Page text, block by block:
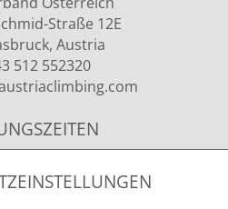
Straße 12E
Austria
512 552320
.com
& 13.00 - 15.00 Uhr